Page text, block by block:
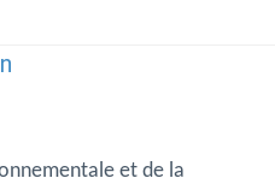
et de la